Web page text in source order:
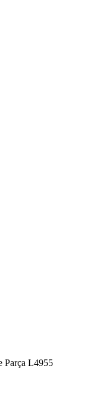
Parça L4955